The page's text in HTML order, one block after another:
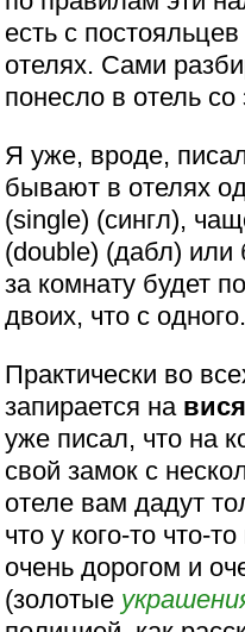
есть с
отелях. Сами
понесло в отель со
Я уже, вроде,
бывают в отелях
(single) (сингл),
(double) (дабл)
за комнату будет
двоих, что с одного.
Практически во
запирается на
уже писал, что на
свой замок с
отеле вам дадут
что у кого-то что-
очень дорогом и
(золотые